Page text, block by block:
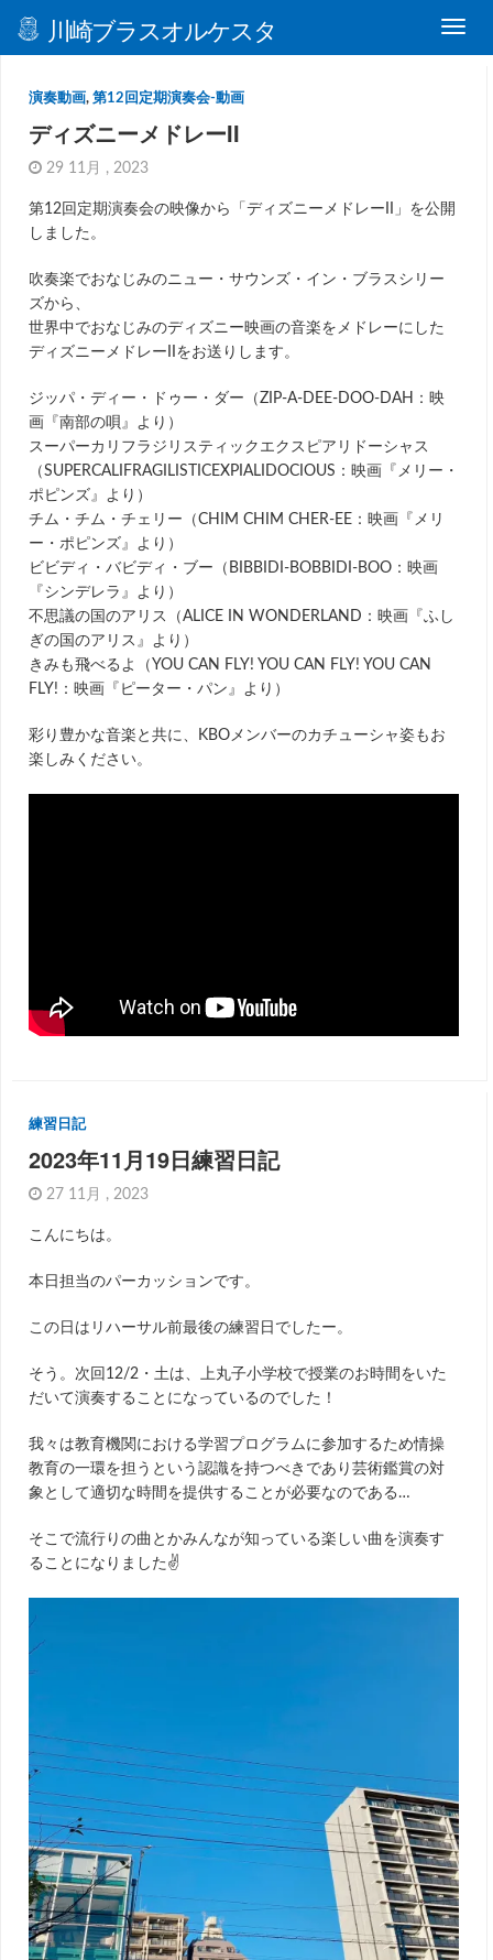
川崎ブラスオルケスタ
演奏動画, 第12回定期演奏会-動画
ディズニーメドレーII
29 11月 , 2023
第12回定期演奏会の映像から「ディズニーメドレーII」を公開
しました。
吹奏楽でおなじみのニュー・サウンズ・イン・ブラスシリー
ズから、
世界中でおなじみのディズニー映画の音楽をメドレーにした
ディズニーメドレーIIをお送りします。
ジッパ・ディー・ドゥー・ダー（ZIP-A-DEE-DOO-DAH：映
画『南部の唄』より）
スーパーカリフラジリスティックエクスピアリドーシャス
（SUPERCALIFRAGILISTICEXPIALIDOCIOUS：映画『メリー・
ポピンズ』より）
チム・チム・チェリー（CHIM CHIM CHER-EE：映画『メリ
ー・ポピンズ』より）
ビビディ・バビディ・ブー（BIBBIDI-BOBBIDI-BOO：映画
『シンデレラ』より）
不思議の国のアリス（ALICE IN WONDERLAND：映画『ふし
ぎの国のアリス』より）
きみも飛べるよ（YOU CAN FLY! YOU CAN FLY! YOU CAN
FLY!：映画『ピーター・パン』より）
彩り豊かな音楽と共に、KBOメンバーのカチューシャ姿もお
楽しみください。
練習日記
2023年11月19日練習日記
27 11月 , 2023
こんにちは。
本日担当のパーカッションです。
この日はリハーサル前最後の練習日でしたー。
そう。次回12/2・土は、上丸子小学校で授業のお時間をいた
だいて演奏することになっているのでした！
我々は教育機関における学習プログラムに参加するため情操
教育の一環を担うという認識を持つべきであり芸術鑑賞の対
象として適切な時間を提供することが必要なのである…
そこで流行りの曲とかみんなが知っている楽しい曲を演奏す
ることになりました✌